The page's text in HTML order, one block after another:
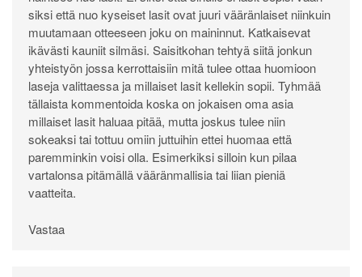
siksi että nuo kyseiset lasit ovat juuri vääränlaiset niinkuin
muutamaan otteeseen joku on maininnut. Katkaisevat
ikävästi kauniit silmäsi. Saisitkohan tehtyä siitä jonkun
yhteistyön jossa kerrottaisiin mitä tulee ottaa huomioon
laseja valittaessa ja millaiset lasit kellekin sopii. Tyhmää
tällaista kommentoida koska on jokaisen oma asia
millaiset lasit haluaa pitää, mutta joskus tulee niin
sokeaksi tai tottuu omiin juttuihin ettei huomaa että
paremminkin voisi olla. Esimerkiksi silloin kun pilaa
vartalonsa pitämällä vääränmallisia tai liian pieniä
vaatteita.
Vastaa